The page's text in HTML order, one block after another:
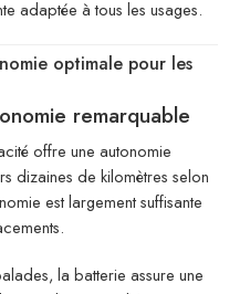
adaptée à tous les usages.
optimale pour les
remarquable
offre une autonomie
dizaines de kilomètres selon
est largement suffisante
la batterie assure une